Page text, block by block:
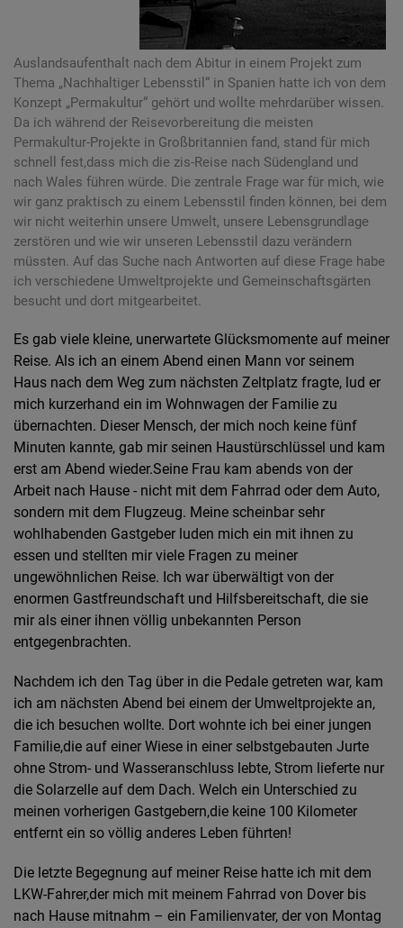
Auslandsaufenthalt nach dem Abitur in einem Projekt zum
Thema „Nachhaltiger Lebensstil“ in Spanien hatte ich von dem
Konzept „Permakultur“ gehört und wollte mehrdarüber wissen.
Da ich während der Reisevorbereitung die meisten
Permakultur-Projekte in Großbritannien fand, stand für mich
schnell fest,dass mich die zis-Reise nach Südengland und
nach Wales führen würde. Die zentrale Frage war für mich, wie
wir ganz praktisch zu einem Lebensstil finden können, bei dem
wir nicht weiterhin unsere Umwelt, unsere Lebensgrundlage
zerstören und wie wir unseren Lebensstil dazu verändern
müssten. Auf das Suche nach Antworten auf diese Frage habe
ich verschiedene Umweltprojekte und Gemeinschaftsgärten
besucht und dort mitgearbeitet.
Es gab viele kleine, unerwartete Glücksmomente auf meiner
Reise. Als ich an einem Abend einen Mann vor seinem
Haus nach dem Weg zum nächsten Zeltplatz fragte, lud er
mich kurzerhand ein im Wohnwagen der Familie zu
übernachten. Dieser Mensch, der mich noch keine fünf
Minuten kannte, gab mir seinen Haustürschlüssel und kam
erst am Abend wieder.Seine Frau kam abends von der
Arbeit nach Hause - nicht mit dem Fahrrad oder dem Auto,
sondern mit dem Flugzeug. Meine scheinbar sehr
wohlhabenden Gastgeber luden mich ein mit ihnen zu
essen und stellten mir viele Fragen zu meiner
ungewöhnlichen Reise. Ich war überwältigt von der
enormen Gastfreundschaft und Hilfsbereitschaft, die sie
mir als einer ihnen völlig unbekannten Person
entgegenbrachten.
Nachdem ich den Tag über in die Pedale getreten war, kam
ich am nächsten Abend bei einem der Umweltprojekte an,
die ich besuchen wollte. Dort wohnte ich bei einer jungen
Familie,die auf einer Wiese in einer selbstgebauten Jurte
ohne Strom- und Wasseranschluss lebte, Strom lieferte nur
die Solarzelle auf dem Dach. Welch ein Unterschied zu
meinen vorherigen Gastgebern,die keine 100 Kilometer
entfernt ein so völlig anderes Leben führten!
Die letzte Begegnung auf meiner Reise hatte ich mit dem
LKW-Fahrer,der mich mit meinem Fahrrad von Dover bis
nach Hause mitnahm – ein Familienvater, der von Montag